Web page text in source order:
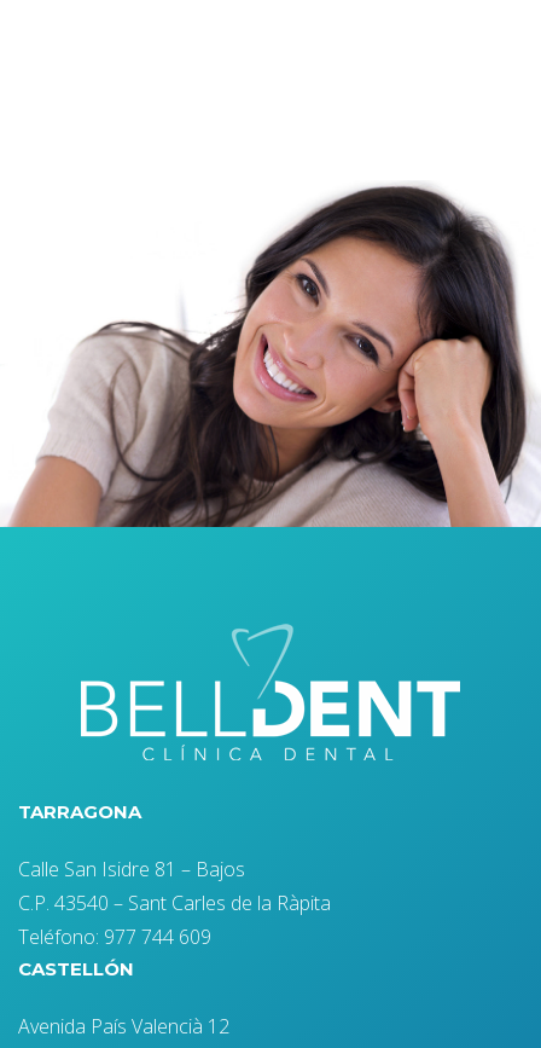
TARRAGONA
Calle San Isidre 81 – Bajos
C.P. 43540 – Sant Carles de la Ràpita
Teléfono: 977 744 609
CASTELLÓN
Avenida País Valencià 12